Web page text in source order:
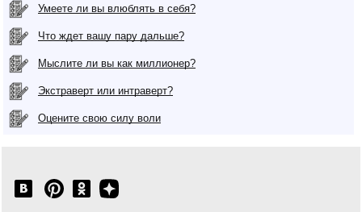
Умеете ли вы влюблять в себя?
Что ждет вашу пару дальше?
Мыслите ли вы как миллионер?
Экстраверт или интраверт?
Оцените свою силу воли